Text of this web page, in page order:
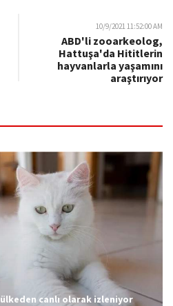
10/9/2021 11:52:00 AM
ABD'li zooarkeolog,
Hattuşa'da Hititlerin
hayvanlarla yaşamını
araştırıyor
canlı olarak izleniyor